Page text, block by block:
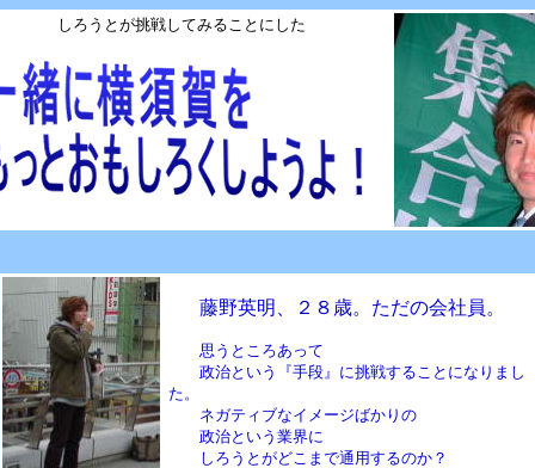
しろうとが挑戦してみることにした
藤野英明、２８歳。ただの会社員。
思うところあって
政治という『手段』に挑戦することになりまし
た。
ネガティブなイメージばかりの
政治という業界に
しろうとがどこまで通用するのか？